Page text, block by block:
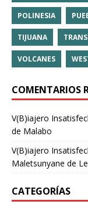
POLINESIA
TIJUANA
VOLCANES
COMENTARIOS
V(B)iajero
de Malabo
V(B)iajero
Maletsunyane de
CATEGORÍAS